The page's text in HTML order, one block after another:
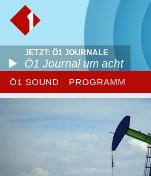
JETZT: Ö1 JOURNALE
Ö1 Journal um acht
Ö1 SOUND PROGRAMM